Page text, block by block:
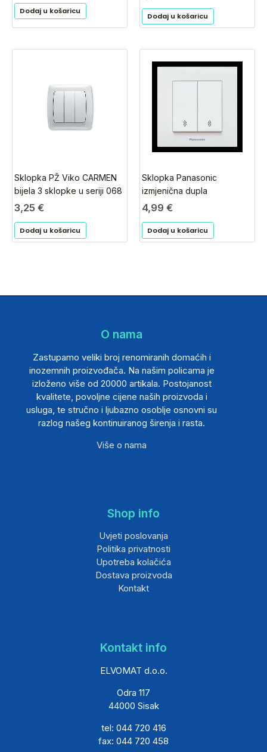
Dodaj u košaricu
Dodaj u košaricu
Sklopka PŽ Viko CARMEN
bijela 3 sklopke u seriji 068
3,25 €
Dodaj u košaricu
Sklopka Panasonic
izmjenična dupla
4,99 €
Dodaj u košaricu
O nama
Zastupamo veliki broj renomiranih domaćih i
inozemnih proizvođača. Na našim policama je
izloženo više od 20000 artikala. Postojanost
kvalitete, povoljne cijene naših proizvoda i
usluga, te stručno i ljubazno osoblje osnovni su
razlog našeg kontinuiranog širenja i rasta.
Više o nama
Shop info
Uvjeti poslovanja
Politika privatnosti
Upotreba kolačića
Dostava proizvoda
Kontakt
Kontakt info
ELVOMAT d.o.o.
Odra 117
44000 Sisak
tel: 044 720 416
fax: 044 720 458